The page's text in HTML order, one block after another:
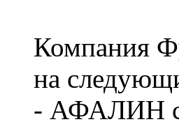
Компания
на
- АФАЛИН